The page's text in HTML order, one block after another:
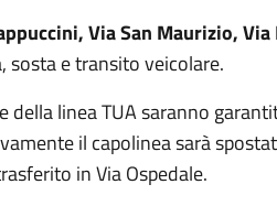
Via San Maurizio,
sosta e transito veicolare.
della linea TUA saranno
il capolinea sarà
in Via Ospedale.